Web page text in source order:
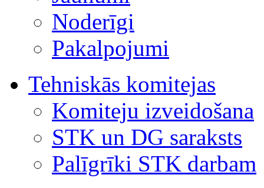
Noderīgi
Pakalpojumi
Tehniskās komitejas
Komiteju izveidošana
STK un DG saraksts
Palīgrīki STK darbam